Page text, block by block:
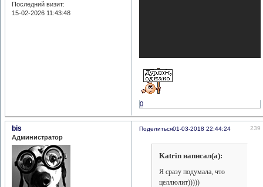
Последний визит:
15-02-2026 11:43:48
0
Поделиться 239
01-03-2018 22:44:24
bis
Администратор
Katrin написал(а):
Я сразу подумала, что
целлюлит)))))